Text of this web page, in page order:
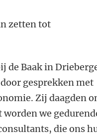
zetten tot
de Baak in
gesprekken met
Zij daagden
we
die ons